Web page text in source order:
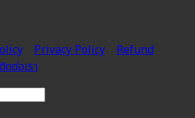
Privacy Policy
Refund
ติดต่อเรา